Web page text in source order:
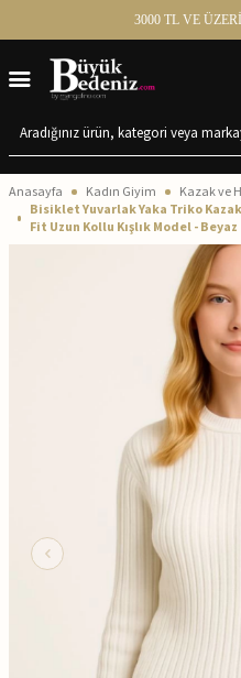
3000 TL VE
Anasayfa Kadın Giyim
Kazak ve
Bisiklet Yuvarlak Yaka Triko
Fit Uzun Kollu Kışlık Model - Beyaz